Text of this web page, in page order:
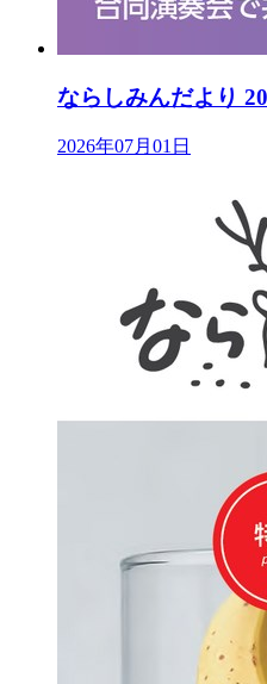
ならしみんだより
2026年07月01日